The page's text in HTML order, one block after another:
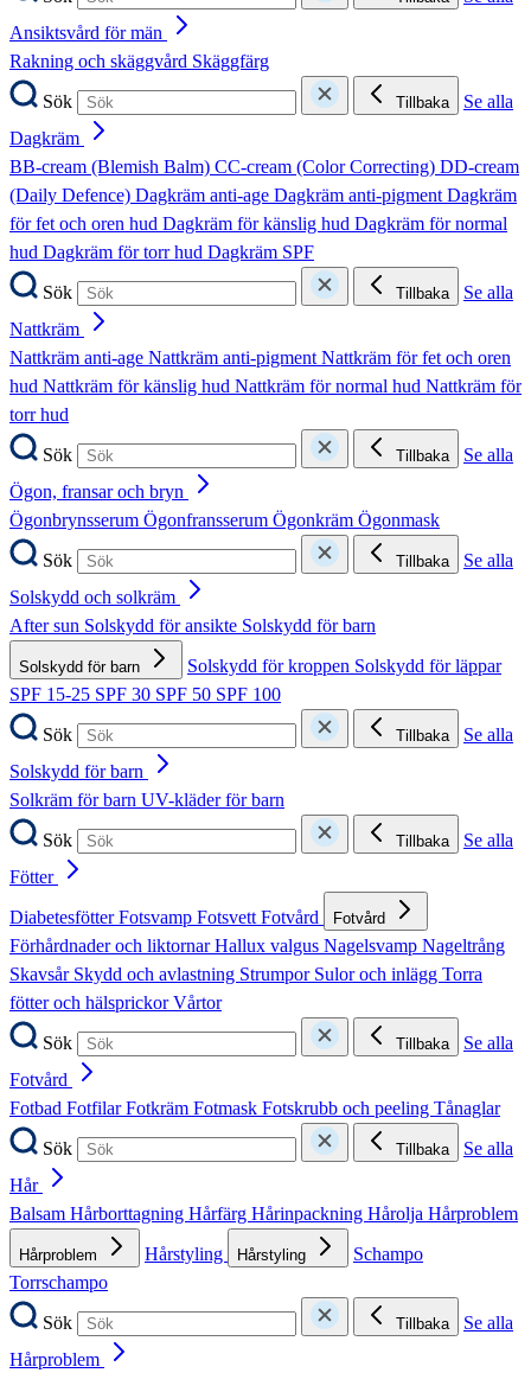
Ansiktsvård för män
Rakning och skäggvård Skäggfärg
Sök
Tillbaka
Se alla
Dagkräm
BB-cream (Blemish Balm) CC-cream (Color Correcting) DD-cream
(Daily Defence) Dagkräm anti-age Dagkräm anti-pigmentDagkräm
för fet och oren hud Dagkräm för känslig hud Dagkräm för normal
hud Dagkräm för torr hud Dagkräm SPF
Sök
Tillbaka
Se alla
Nattkräm
Nattkräm anti-age Nattkräm anti-pigmentNattkräm för fet och oren
hud Nattkräm för känslig hud Nattkräm för normal hud Nattkräm för
torr hud
Sök
Tillbaka
Se alla
Ögon, fransar och bryn
Ögonbrynsserum Ögonfransserum Ögonkräm Ögonmask
Sök
Tillbaka
Se alla
Solskydd och solkräm
After sun Solskydd för ansikte Solskydd för barn
Solskydd för barn Solskydd för kroppen Solskydd för läppar
SPF 15-25 SPF 30 SPF 50 SPF 100
Sök
Tillbaka
Se alla
Solskydd för barn
Solkräm för barn UV-kläder för barn
Sök
Tillbaka
Se alla
Fötter
DiabetesfötterFotsvamp FotsvettFotvård Fotvård
Förhårdnader och liktornarHallux valgus Nagelsvamp Nageltrång
Skavsår Skydd och avlastning Strumpor Sulor och inlägg Torra
fötter och hälsprickorVårtor
Sök
Tillbaka
Se alla
Fotvård
Fotbad FotfilarFotkräm Fotmask Fotskrubb och peeling Tånaglar
Sök
Tillbaka
Se alla
Hår
Balsam Hårborttagning Hårfärg Hårinpackning Hårolja Hårproblem
Hårproblem Hårstyling Hårstyling
Schampo
Torrschampo
Sök
Tillbaka
Se alla
Hårproblem